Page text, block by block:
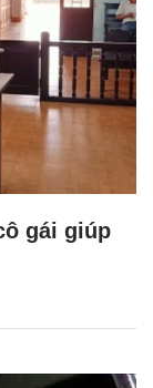
gái giúp